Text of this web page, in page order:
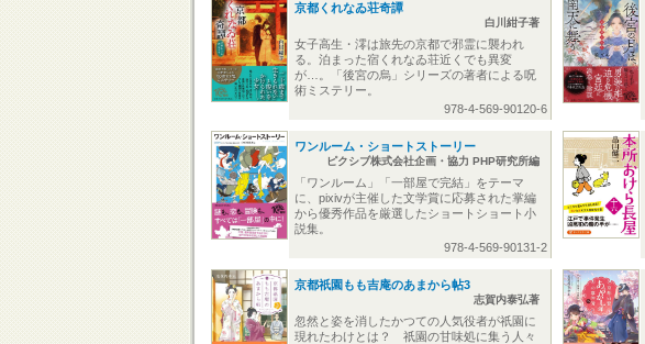
京都くれなゐ荘奇譚
白川紺子著
女子高生・澪は旅先の京都で邪霊に襲われ
る。泊まった宿くれなゐ荘近くでも異変
が…。「後宮の烏」シリーズの著者による呪
術ミステリー。
978-4-569-90120-6
ワンルーム・ショートストーリー
ピクシブ株式会社企画・協力 PHP研究所編
「ワンルーム」「一部屋で完結」をテーマ
に、pixivが主催した文学賞に応募された掌編
から優秀作品を厳選したショートショート小
説集。
978-4-569-90131-2
京都祇園もも吉庵のあまから帖3
志賀内泰弘著
忽然と姿を消したかつての人気役者が祇園に
現れたわけとは？ 祇園の甘味処に集う人々